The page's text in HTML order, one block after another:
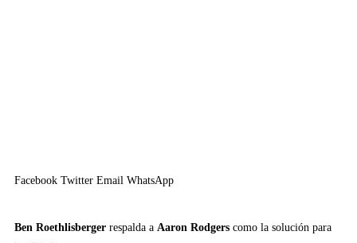
Facebook Twitter Email WhatsApp
Ben Roethlisberger respalda a Aaron Rodgers como la solución para